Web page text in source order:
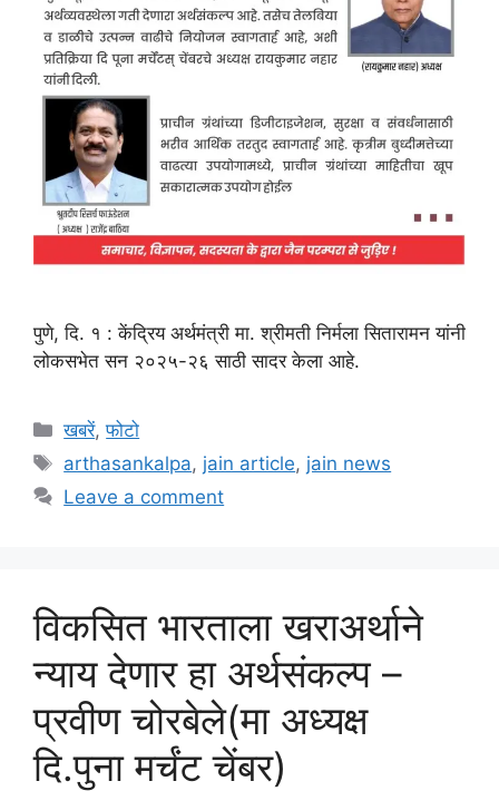
पुणे, दि. १ : केंद्रिय अर्थमंत्री मा. श्रीमती निर्मला सितारामन यांनी
लोकसभेत सन २०२५-२६ साठी सादर केला आहे.
Categories
खबरें,फोटो
Tags
arthasankalpa, jain article, jain news
Leave a comment
विकसित भारताला खराअर्थाने
न्याय देणार हा अर्थसंकल्प –
प्रवीण चोरबेले(मा अध्यक्ष
दि.पुना मर्चंट चेंबर)